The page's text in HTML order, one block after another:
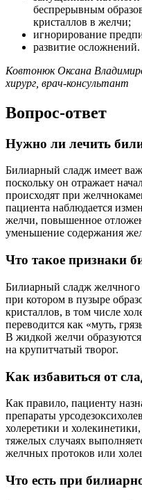
беспрерывным
кристаллов в желчи;
игнорирование
развитие осложнений.
Ковтонюк Оксана
хирург, врач-консультант
Вопрос-ответ
Нужно ли лечить
Билиарный сладж имеет
поскольку он отражает
происходят при
пациента наблюдается
желчи, повышенное
уменьшение содержания
Что такое признаки
Билиарный сладж
при котором в пузыре
кристаллов, в том числе
переводится как «муть,
В жидкой желчи
на крупитчатый творог.
Как избавиться от
Как правило, пациенту
препараты
холеретики и
тяжелых случаях
желчных протоков или
Что есть при